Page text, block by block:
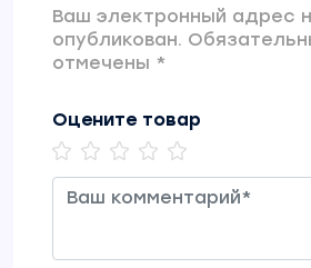
Ваш электронный адрес
опубликован.
отмечены *
Оцените товар